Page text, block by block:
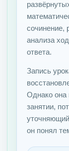
сочинение,
анализа
ответа.
Запись
Однако она
занятии,
он понял